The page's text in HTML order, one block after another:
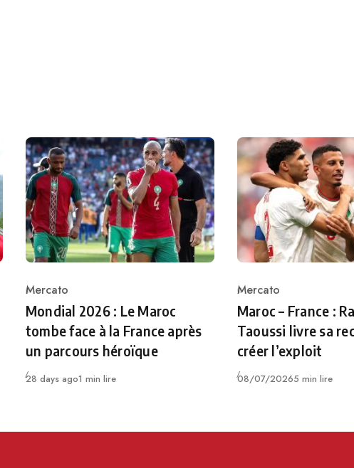
Category
Mercato
Mondial 2026 : Le Maroc
tombe face à la France après
un parcours héroïque
Publié
28 days ago1 min lire
Category
Mercato
Maroc – France :
Taoussi livre sa
créer l’exploit
Publié
08/07/20265 min lire